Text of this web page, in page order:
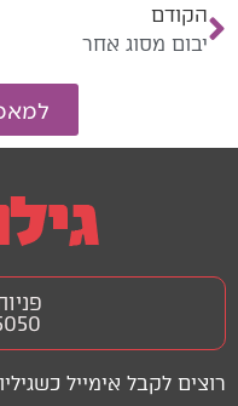
הקודם
יבום מסוג אחר
רוצים לקבל אימייל